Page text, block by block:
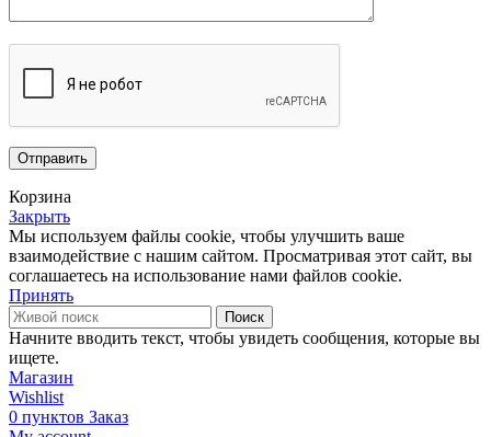
Корзина
Закрыть
Мы используем файлы cookie, чтобы улучшить ваше
взаимодействие с нашим сайтом. Просматривая этот сайт, вы
соглашаетесь на использование нами файлов cookie.
Принять
Поиск
Начните вводить текст, чтобы увидеть сообщения, которые вы
ищете.
Магазин
Wishlist
0 пунктов Заказ